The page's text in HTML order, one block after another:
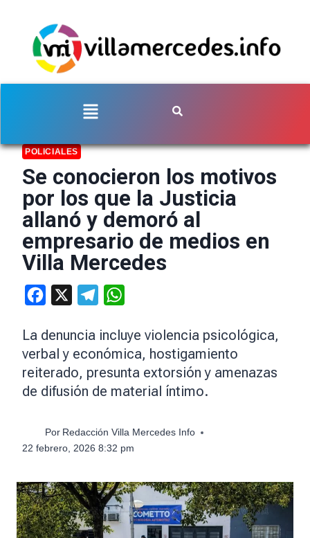
POLICIALES
Se conocieron los motivos
por los que la Justicia
allanó y demoró al
empresario de medios en
Villa Mercedes
Facebook Telegram
La denuncia incluye violencia psicológica,
verbal y económica, hostigamiento
reiterado, presunta extorsión y amenazas
de difusión de material íntimo.
Por Redacción Villa Mercedes Info
22 febrero, 2026 8:32 pm